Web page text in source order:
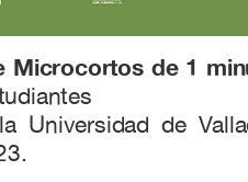
Microcortos de 1
Universidad de